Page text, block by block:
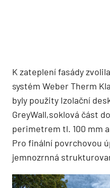
K zateplení fasády
systém Weber Therm
byly použity Izolační
GreyWall,soklová část
perimetrem tl. 100 mm
Pro finální povrchovou
jemnozrnná